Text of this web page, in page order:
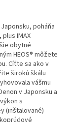
poháňa
IMAX
obytné
HEOS® môžete
Cíťte sa ako v
širokú škálu
vášmu
v Japonsku a
s
(inštalované)